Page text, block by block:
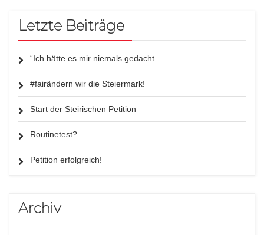
Letzte Beiträge
“Ich hätte es mir niemals gedacht…
#fairändern wir die Steiermark!
Start der Steirischen Petition
Routinetest?
Petition erfolgreich!
Archiv